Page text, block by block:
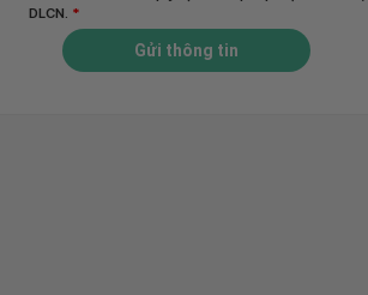
DLCN. *
Gửi thông tin